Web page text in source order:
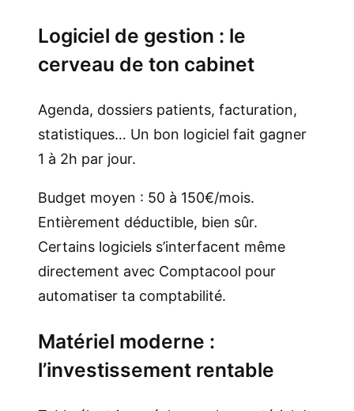
Logiciel de gestion : le
cerveau de ton cabinet
Agenda, dossiers patients, facturation,
statistiques… Un bon logiciel fait gagner
1 à 2h par jour.
Budget moyen : 50 à 150€/mois.
Entièrement déductible, bien sûr.
Certains logiciels s’interfacent même
directement avec Comptacool pour
automatiser ta comptabilité.
Matériel moderne :
l’investissement rentable